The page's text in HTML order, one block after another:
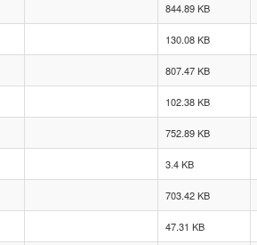
844.89 KB
130.08 KB
807.47 KB
102.38 KB
752.89 KB
3.4 KB
703.42 KB
47.31 KB